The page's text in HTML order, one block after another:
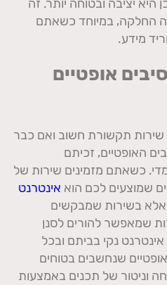
היא יציבה ובטוחה יותר. זה
החלקה, במיוחד כשאתם
מידע.
אופטיים
שירות תקשורת חשוב ואם כבר
האופטיים, זכיתם
כשאתם מזמינים שירות של
שמוצעים לכם הוא אינטרנט
אלא בשירות שמבקשים
שמאפשר להורים לסנן
נקי בביתם ובכל
שנחשבים בטוחים
וניטור של תכנים באמצעות